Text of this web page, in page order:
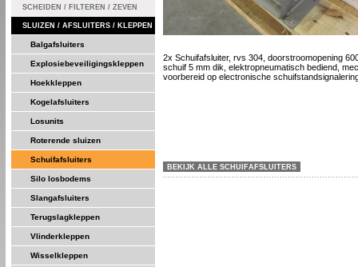
SCHEIDEN / FILTEREN / ZEVEN
SLUIZEN / AFSLUITERS / KLEPPEN
Balgafsluiters
Explosiebeveiligingskleppen
Hoekkleppen
Kogelafsluiters
Losunits
Roterende sluizen
Schuifafsluiters
Silo losbodems
Slangafsluiters
Terugslagkleppen
Vlinderkleppen
Wisselkleppen
2x Schuifafsluiter, rvs 304, doorstroomopening
schuif 5 mm dik, elektropneumatisch bediend,
voorbereid op electronische
BEKIJK ALLE SCHUIFAFSLUITERS